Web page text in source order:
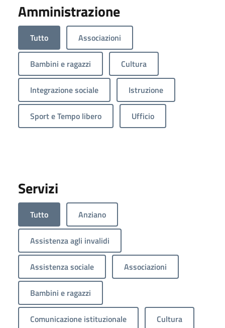
Amministrazione
Tutto Associazioni
Bambini e ragazzi Cultura
Integrazione sociale Istruzione
Sport e Tempo libero Ufficio
Servizi
Tutto Anziano
Assistenza agli invalidi
Assistenza sociale Associazioni
Bambini e ragazzi
Comunicazione istituzionale Cultura